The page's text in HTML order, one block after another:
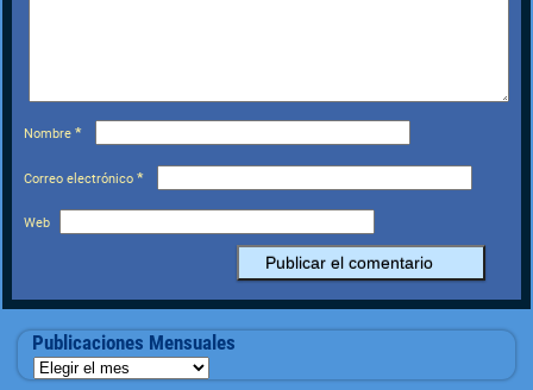
Nombre*
Correo electrónico*
Web
Publicaciones Mensuales